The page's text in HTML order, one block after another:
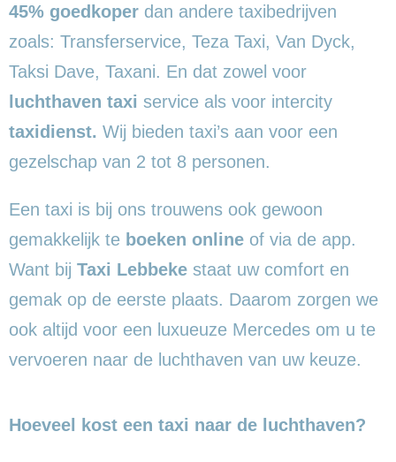
45% goedkoper dan andere taxibedrijven
zoals: Transferservice, Teza Taxi, Van Dyck,
Taksi Dave, Taxani. En dat zowel voor
luchthaven taxi service als voor intercity
taxidienst. Wij bieden taxi’s aan voor een
gezelschap van 2 tot 8 personen.
Een taxi is bij ons trouwens ook gewoon
gemakkelijk te boeken online of via de app.
Want bij Taxi Lebbeke staat uw comfort en
gemak op de eerste plaats. Daarom zorgen we
ook altijd voor een luxueuze Mercedes om u te
vervoeren naar de luchthaven van uw keuze.
Hoeveel kost een taxi naar de luchthaven?